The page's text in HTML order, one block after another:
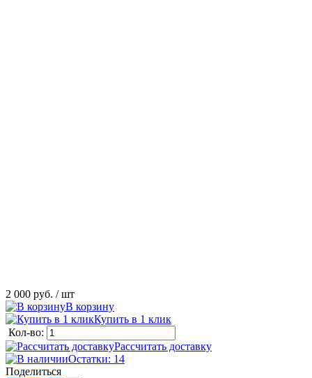
2 000 руб. / шт
В корзину
Купить в 1 клик
Кол-во:
Рассчитать доставку
Остатки: 14
Поделиться